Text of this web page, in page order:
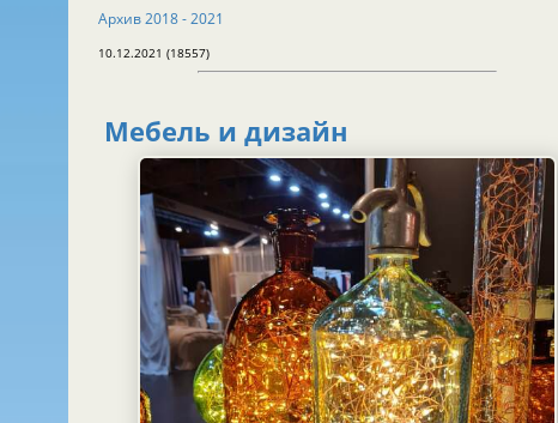
Архив 2018 - 2021
10.12.2021 (18557)
Мебель и дизайн